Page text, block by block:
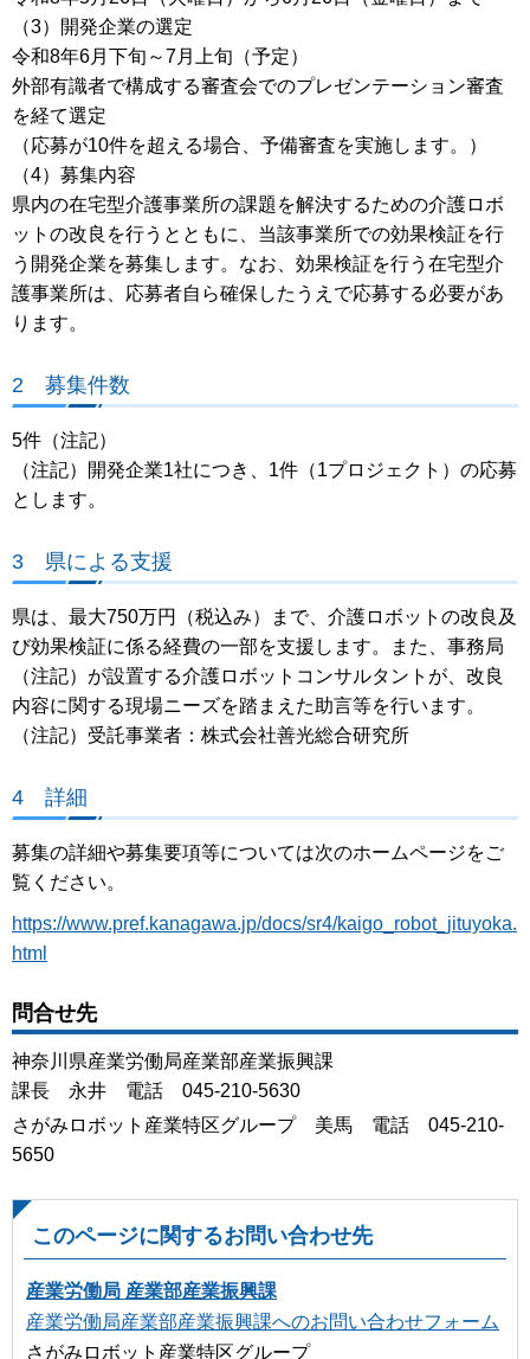
（3）開発企業の選定
令和8年6月下旬～7月上旬（予定）
外部有識者で構成する審査会でのプレゼンテーション審査
を経て選定
（応募が10件を超える場合、予備審査を実施します。）
（4）募集内容
県内の在宅型介護事業所の課題を解決するための介護ロボ
ットの改良を行うとともに、当該事業所での効果検証を行
う開発企業を募集します。なお、効果検証を行う在宅型介
護事業所は、応募者自ら確保したうえで応募する必要があ
ります。
2 募集件数
5件（注記）
（注記）開発企業1社につき、1件（1プロジェクト）の応募
とします。
3 県による支援
県は、最大750万円（税込み）まで、介護ロボットの改良及
び効果検証に係る経費の一部を支援します。また、事務局
（注記）が設置する介護ロボットコンサルタントが、改良
内容に関する現場ニーズを踏まえた助言等を行います。
（注記）受託事業者：株式会社善光総合研究所
4 詳細
募集の詳細や募集要項等については次のホームページをご
覧ください。
https://www.pref.kanagawa.jp/docs/sr4/kaigo_robot_jituyoka.
html
問合せ先
神奈川県産業労働局産業部産業振興課
課長 永井 電話 045-210-5630
さがみロボット産業特区グループ 美馬 電話 045-210-
5650
このページに関するお問い合わせ先
産業労働局 産業部産業振興課
産業労働局産業部産業振興課へのお問い合わせフォーム
さがみロボット産業特区グループ